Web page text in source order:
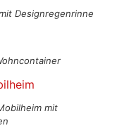
Designregenrinne
mit